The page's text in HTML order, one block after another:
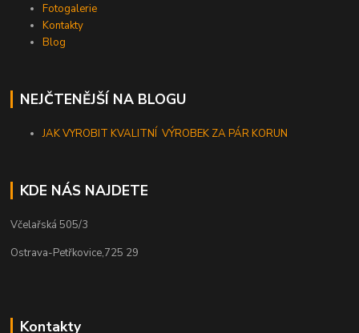
Fotogalerie
Kontakty
Blog
NEJČTENĚJŠÍ NA BLOGU
JAK VYROBIT KVALITNÍ VÝROBEK ZA PÁR KORUN
KDE NÁS NAJDETE
Včelařská 505/3
Ostrava-Petřkovice,725 29
Kontakty